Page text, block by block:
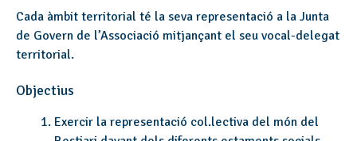
Cada àmbit territorial té la seva representació a la Junta
de Govern de l’Associació mitjançant el seu vocal-delegat
territorial.
Objectius
Exercir la representació col.lectiva del món del